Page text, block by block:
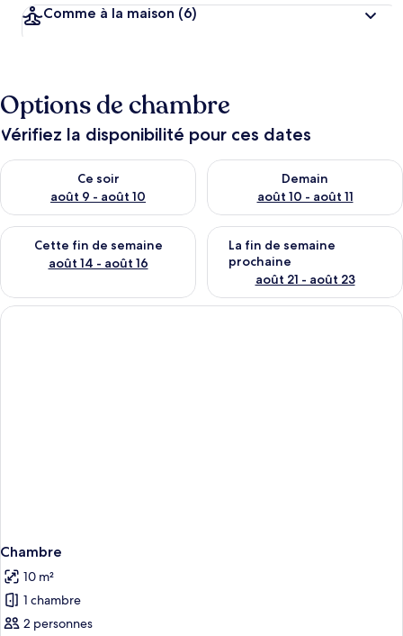
Comme à la maison (6)
Options de chambre
Vérifiez la disponibilité pour ces dates
Ce soir
août 9 - août 10
Vérifier la disponibilité pour ce soir août 9 - août 10
Demain
août 10 - août 11
Vérifier la disponibilité pour
Cette fin de semaine
août 14 - août 16
Vérifier la disponibilité pour cette fin de semaine août 14 -
La fin de semaine
prochaine
août 21 - août 23
Vérifier la disponibilité pour
Chambre
10 m²
1 chambre
2 personnes